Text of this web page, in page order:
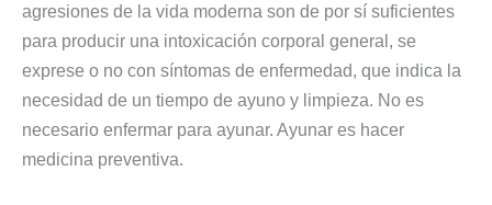
agresiones de la vida moderna son de por sí suficientes
para producir una intoxicación corporal general, se
exprese o no con síntomas de enfermedad, que indica la
necesidad de un tiempo de ayuno y limpieza. No es
necesario enfermar para ayunar. Ayunar es hacer
medicina preventiva.